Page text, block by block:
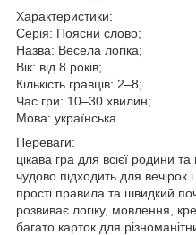
Характеристики:
Серія: Поясни слово;
Назва: Весела логіка;
Вік: від 8 років;
Кількість гравців: 2–8;
Час гри: 10–30 хвилин;
Мова: українська.
Переваги:
цікава гра для всієї родини та
чудово підходить для вечірок і
прості правила та швидкий
розвиває логіку, мовлення,
багато карток для